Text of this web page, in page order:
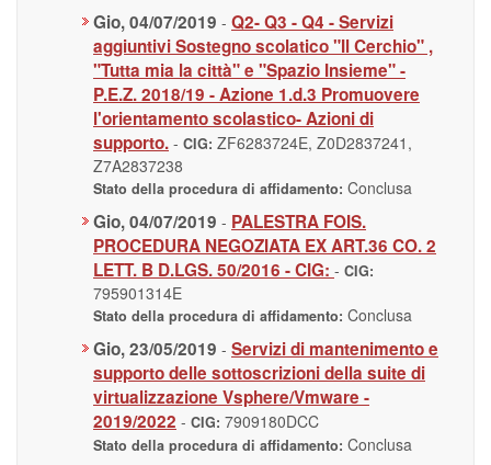
Gio, 04/07/2019 - Q2- Q3 - Q4 - Servizi
aggiuntivi Sostegno scolatico "Il Cerchio" ,
"Tutta mia la città" e "Spazio Insieme" -
P.E.Z. 2018/19 - Azione 1.d.3 Promuovere
l'orientamento scolastico- Azioni di
supporto. - CIG: ZF6283724E, Z0D2837241,
Z7A2837238
Stato della procedura di affidamento: Conclusa
Gio, 04/07/2019 - PALESTRA FOIS.
PROCEDURA NEGOZIATA EX ART.36 CO. 2
LETT. B D.LGS. 50/2016 - CIG: - CIG:
795901314E
Stato della procedura di affidamento: Conclusa
Gio, 23/05/2019 - Servizi di mantenimento e
supporto delle sottoscrizioni della suite di
virtualizzazione Vsphere/Vmware -
2019/2022 - CIG: 7909180DCC
Stato della procedura di affidamento: Conclusa